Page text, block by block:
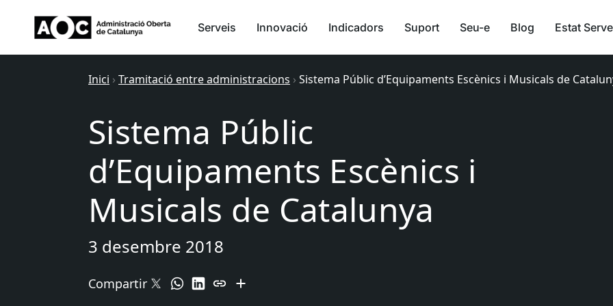
Serveis Innovació Indicadors Suport Seu-e Blog Estat
Inici › Tramitació entre administracions › Sistema Públic d’Equipaments Escènics i Musicals de
Sistema Públic
d’Equipaments Escènics i
Musicals de Catalunya
3 desembre 2018
Compartir